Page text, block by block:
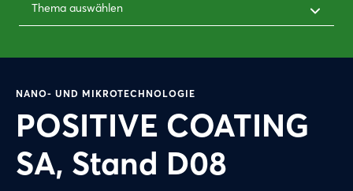
Thema auswählen
NANO- UND MIKROTECHNOLOGIE
POSITIVE COATING
SA, Stand D08